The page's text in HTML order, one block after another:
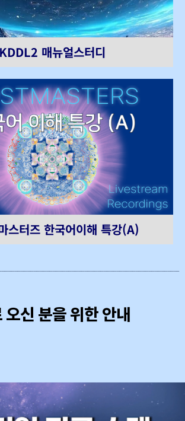
KDDL2 매뉴얼스터디
스터즈 한국어이해 특강(A)
오신 분을 위한 안내